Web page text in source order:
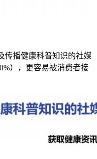
传播健康科普知识的社媒
），更容易被消费者接